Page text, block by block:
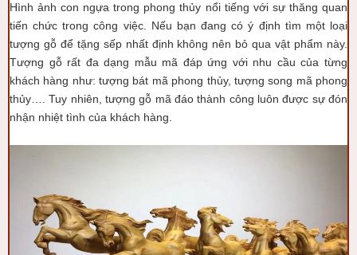
Hình ảnh con ngựa trong phong thủy nổi tiếng với sự thăng quan
tiến chức trong công việc. Nếu bạn đang có ý định tìm một loại
tượng gỗ để tặng sếp nhất định không nên bỏ qua vật phẩm này.
Tượng gỗ rất đa dạng mẫu mã đáp ứng với nhu cầu của từng
khách hàng như: tượng bát mã phong thủy, tượng song mã phong
thủy…. Tuy nhiên, tượng gỗ mã đáo thành công luôn được sự đón
nhận nhiệt tình của khách hàng.